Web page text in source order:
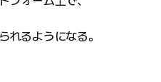
れるようになる。